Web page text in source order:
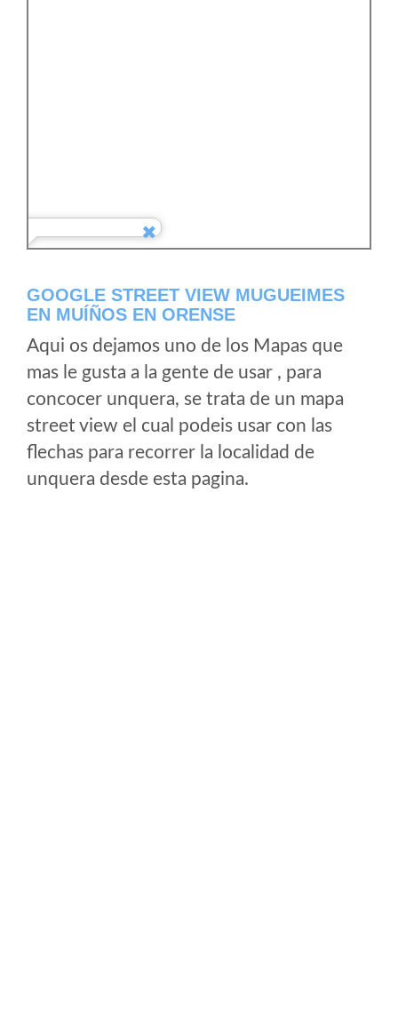
GOOGLE STREET VIEW MUGUEIMES
EN MUÍÑOS EN ORENSE
Aqui os dejamos uno de los Mapas que
mas le gusta a la gente de usar , para
concocer unquera, se trata de un mapa
street view el cual podeis usar con las
flechas para recorrer la localidad de
unquera desde esta pagina.